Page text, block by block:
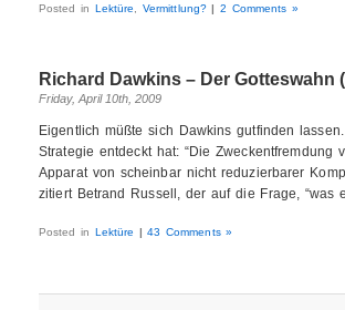
Posted in Lektüre Vermittlung? | 2 Comments »
Richard Dawkins – Der Gotteswahn
Friday, April 10th, 2009
Eigentlich müßte sich Dawkins gutfinden
Strategie entdeckt hat: “Die
Apparat von scheinbar nicht reduzierbarer
zitiert Betrand Russell, der auf die Frage,
Posted in Lektüre | 43 Comments »